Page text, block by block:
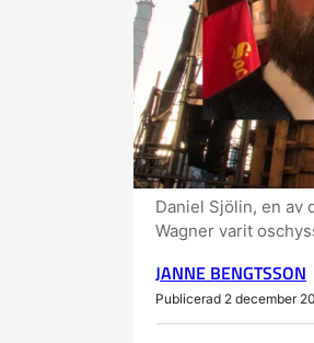
Daniel Sjölin, en av
Wagner varit
JANNE BENGTSSON
Publicerad 2 december